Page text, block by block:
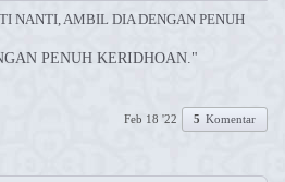
NANTI, AMBIL DIA DENGAN PENUH
PENUH KERIDHOAN."
Feb 18 '22 5 Komentar